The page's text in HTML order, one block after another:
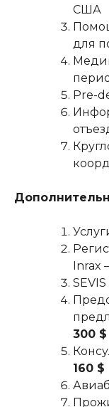
США
для
Pre-
Inrax –
300 $
160 $